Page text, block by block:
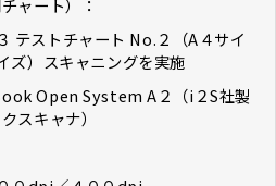
ャート）：
テストチャート No.２（A４サイ
ズ）スキャニングを実施
Open System A２（i２S社製
スキャナ）